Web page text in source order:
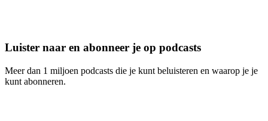
Luister naar en abonneer je op podcasts
Meer dan 1 miljoen podcasts die je kunt beluisteren en waarop je je
kunt abonneren.